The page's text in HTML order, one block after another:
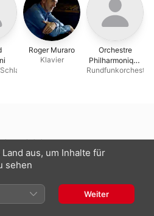
Roger Muraro
Klavier
Orchestre
Philharmonique
de Radio France
Rundfunkorchester
vorbehalten.
Apple Music und Datenschutz
aus, um Inhalte für
sehen
Weiter